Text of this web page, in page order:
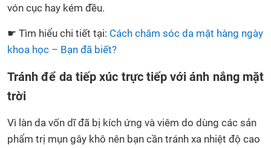
vón cục hay kém đều.
☛ Tìm hiểu chi tiết tại: Cách chăm sóc da mặt hàng ngày
khoa học – Bạn đã biết?
Tránh để da tiếp xúc trực tiếp với ánh nắng mặt
trời
Vì làn da vốn dĩ đã bị kích ứng và viêm do dùng các sản
phẩm trị mụn gây khô nên bạn cần tránh xa nhiệt độ cao